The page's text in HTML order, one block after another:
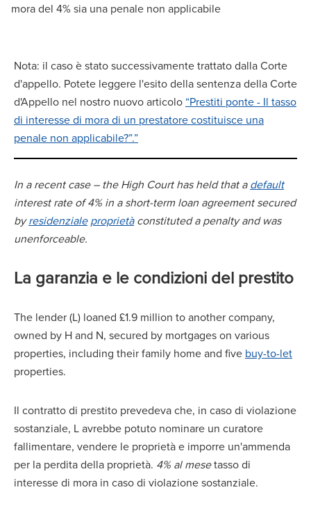
mora del 4% sia una penale non applicabile
Nota: il caso è stato successivamente trattato dalla Corte
d'appello. Potete leggere l'esito della sentenza della Corte
d'Appello nel nostro nuovo articolo “Prestiti ponte - Il tasso
di interesse di mora di un prestatore costituisce una
penale non applicabile?”.”
In a recent case – the High Court has held that adefault
interest rate of 4% in a short-term loan agreement secured
byresidenziale proprietàconstituted a penalty and was
unenforceable.
La garanzia e le condizioni del prestito
The lender (L) loaned £1.9 million to another company,
owned by H and N, secured by mortgages on various
properties, including their family home and five buy-to-let
properties.
Il contratto di prestito prevedeva che, in caso di violazione
sostanziale, L avrebbe potuto nominare un curatore
fallimentare, vendere le proprietà e imporre un'ammenda
per la perdita della proprietà. 4% al mesetasso di
interesse di mora in caso di violazione sostanziale.